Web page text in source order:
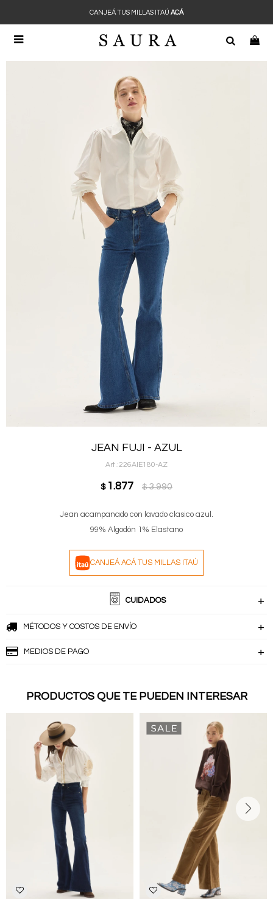

CANJEÁ TUS MILLAS ITAÚ ACÁ
JEAN FUJI - AZUL
226AIE180-AZ
$ 1.877 $ 3.990
Jean acampanado con lavado clasico azul.
99% Algodón 1% Elastano
CANJEÁ ACÁ TUS MILLAS ITAÚ
CUIDADOS
MÉTODOS Y COSTOS DE ENVÍO
MEDIOS DE PAGO
PRODUCTOS QUE TE PUEDEN INTERESAR